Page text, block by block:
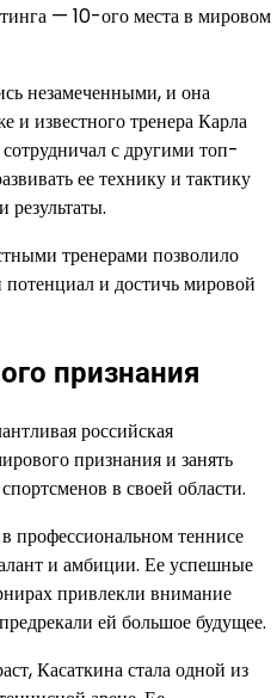
— 10-ого места в мировом
незамеченными, и она
и известного тренера Карла
с другими топ-
ее технику и тактику
тренерами позволило
и достичь мировой
признания
российская
признания и занять
в своей области.
профессиональном теннисе
и амбиции. Ее успешные
привлекли внимание
ей большое будущее.
Касаткина стала одной из